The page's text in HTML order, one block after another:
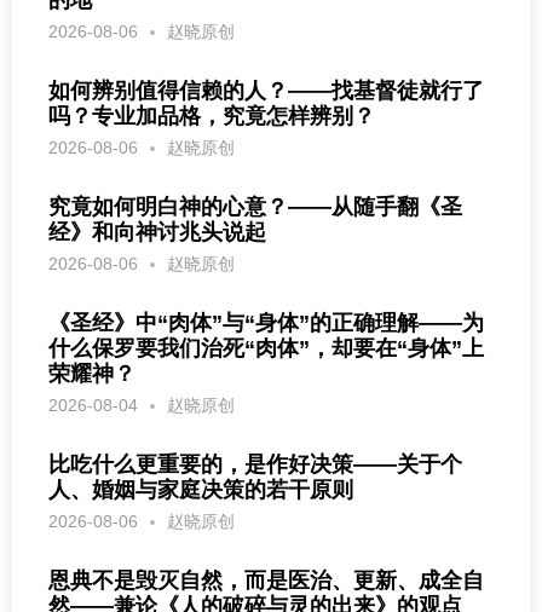
2026-08-06 赵晓原创
如何辨别值得信赖的人？——找基督徒就行了
吗？专业加品格，究竟怎样辨别？
2026-08-06 赵晓原创
究竟如何明白神的心意？——从随手翻《圣
经》和向神讨兆头说起
2026-08-06 赵晓原创
《圣经》中“肉体”与“身体”的正确理解——为
什么保罗要我们治死“肉体”，却要在“身体”上
荣耀神？
2026-08-04 赵晓原创
比吃什么更重要的，是作好决策——关于个
人、婚姻与家庭决策的若干原则
2026-08-06 赵晓原创
恩典不是毁灭自然，而是医治、更新、成全自
然——兼论《人的破碎与灵的出来》的观点